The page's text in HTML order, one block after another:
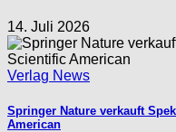
14. Juli 2026
Verlag News
Springer Nature verkauft
American